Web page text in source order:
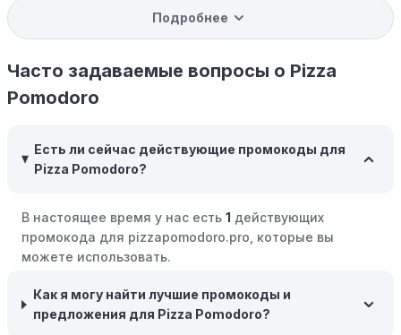
доступ к распродажам.
компании Pizza Pomodoro есть программы поощрения,
позволяющие зарабатывать баллы или cashback на
покупках. Накапливайте баллы и обменивайте их на
Совершать покупки во время распродаж:Следите за
крупными распродажами, такими как "черная
розничные компании часто предлагают значительные
скидки.
добавьте товары в корзину и оставьте их на день или
два. В некоторых случаях существует большая
Подробнее
Часто задаваемые вопросы о Pizza
Pomodoro
Есть ли сейчас действующие промокоды для
Pizza Pomodoro?
В настоящее время у нас есть 1 действующих
промокода для pizzapomodoro.pro, которые вы
можете использовать.
Как я могу найти лучшие промокоды и
предложения для Pizza Pomodoro?